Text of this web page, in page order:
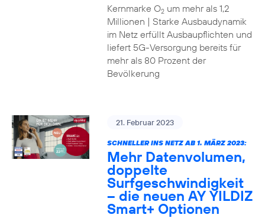
Kernmarke O2um mehr als 1,2
Millionen | Starke Ausbaudynamik
im Netz erfüllt Ausbaupflichten und
liefert 5G-Versorgung bereits für
mehr als 80 Prozent der
Bevölkerung
21. Februar 2023
SCHNELLER INS NETZ AB 1. MÄRZ 2023:
Mehr Datenvolumen,
doppelte
Surfgeschwindigkeit
– die neuen AY YILDIZ
Smart+ Optionen